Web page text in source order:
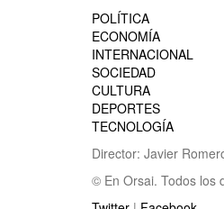
POLÍTICA
ECONOMÍA
INTERNACIONAL
SOCIEDAD
CULTURA
DEPORTES
TECNOLOGÍA
Director: Javier
© En Orsai. Todos los